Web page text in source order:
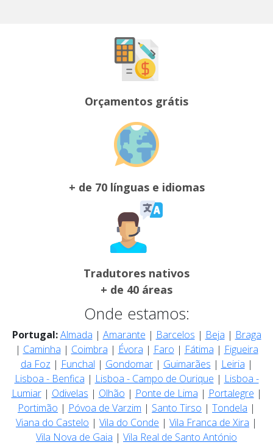
Orçamentos grátis
+ de 70 línguas e idiomas
Tradutores nativos
+ de 40 áreas
Onde estamos:
Portugal:Almada | Amarante | Barcelos | Beja | Braga
| Caminha | Coimbra | Évora | Faro | Fátima | Figueira
da Foz | Funchal | Gondomar| Guimarães | Leiria |
Lisboa - Benfica | Lisboa - Campo de Ourique | Lisboa -
Lumiar| Odivelas | Olhão | Ponte de Lima | Portalegre |
Portimão | Póvoa de Varzim | Santo Tirso | Tondela |
Viana do Castelo | Vila do Conde | Vila Franca de Xira |
Vila Nova de Gaia | Vila Real de Santo António